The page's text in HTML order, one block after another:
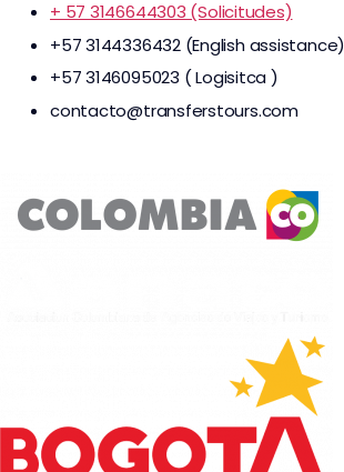
+ 57 3146644303 (Solicitudes)
+57 3144336432 (English assistance)
+57 3146095023 ( Logisitca )
contacto@transferstours.com